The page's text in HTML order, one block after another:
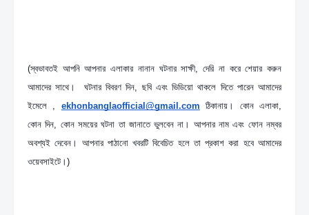
(স্বভাবতই আপনি আপনার এলাকার নানান ঘটনার সাক্ষী, দেরি না করে শেয়ার করুন
আমাদের সাথে।  ঘটনার বিবরণ দিন, ছবি এবং ভিডিয়ো থাকলে দিতে পারেন আমাদের
ইমেলে , ekhonbanglaofficial@gmail.com ঠিকানায়। কোন এলাকা,
কোন দিন, কোন সময়ের ঘটনা তা জানাতে ভুলবেন না। আপনার নাম এবং ফোন নম্বর
অবশ্যই দেবেন। আপনার পাঠানো খবরটি বিবেচিত হলে তা প্রকাশ করা হবে আমাদের
ওয়েবসাইটে।)